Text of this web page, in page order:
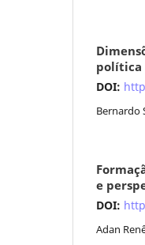
política
DOI:
Bernardo
e
DOI:
Adan